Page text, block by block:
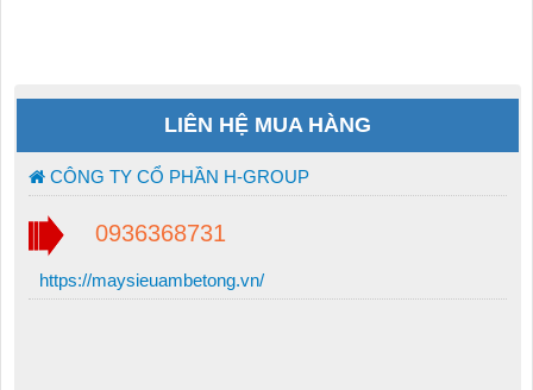
LIÊN HỆ MUA HÀNG
CÔNG TY CỔ PHẦN H-GROUP
0936368731
https://maysieuambetong.vn/